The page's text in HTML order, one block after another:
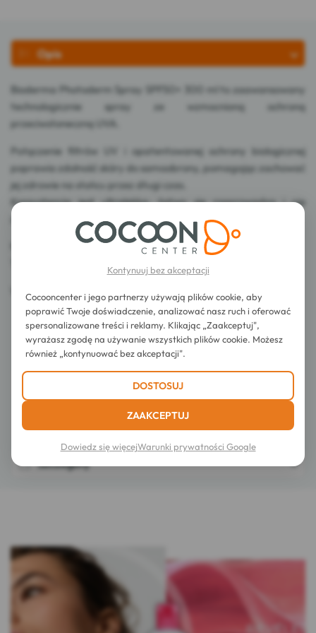
Opis
Bioderma Photoderm Spray SPF50+ 300 ml to zaawansowany
technologicznie spray ze wzmocnioną ochroną
przeciwsłoneczną UVA.
Połączenie filtrów UV i opatentowanej ochrony biologicznej
poprawia zdolność skóry do samoobrony, pomagając zachować
jej zdrowie na słońcu przez długi czas.
Konsystencja jest ultralekka, łatwo się rozprowadza i nie
zawiera substancji zapachowych.
Nieklejący, nietłusty, odporny na wodę, pot i piasek.
Wyprodukowano we Francji.
Szczegóły
Kontynuuj bez akceptacji
Cocooncenter i jego partnerzy używają plików cookie, aby
poprawić Twoje doświadczenie, analizować nasz ruch i oferować
spersonalizowane treści i reklamy. Klikając „Zaakceptuj",
wyrażasz zgodę na używanie wszystkich plików cookie. Możesz
również „kontynuować bez akceptacji".
DOSTOSUJ
ZAAKCEPTUJ
Dowiedz się więcejWarunki prywatności Google